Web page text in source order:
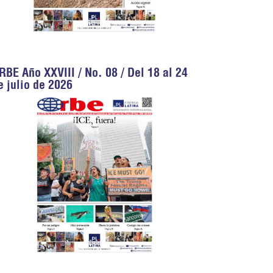
Año XXVIII / No. 08 / Del 18 al 24
julio de 2026